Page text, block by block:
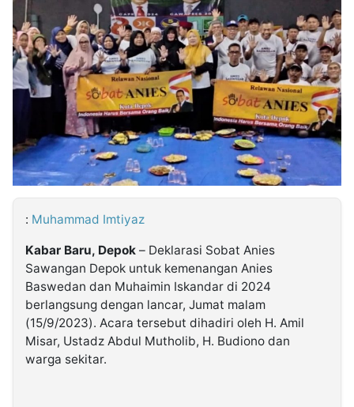
Partner
Insight
NTB
Suara
Time
Lens
IDN
Daily
Jogja
Jalan
Rakyat
Idealita
News
Kita
Notice
Dinamikapost.com
Radar
Baru
Seedbacklink
Kabarbaru
: Muhammad Imtiyaz
Kabar Baru, Depok – Deklarasi Sobat Anies
Sawangan Depok untuk kemenangan Anies
Baswedan dan Muhaimin Iskandar di 2024
berlangsung dengan lancar, Jumat malam
(15/9/2023). Acara tersebut dihadiri oleh H. Amil
Misar, Ustadz Abdul Mutholib, H. Budiono dan
warga sekitar.